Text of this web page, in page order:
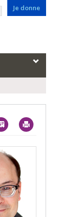
Je donne
Vcard